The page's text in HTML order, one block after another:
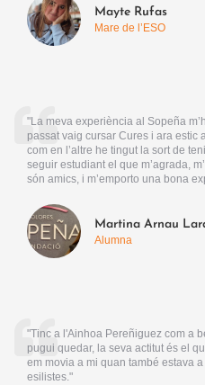
Mayte Rufas
Mare de l’ESO
"La meva experiència al Sopeña
passat vaig cursar Cures i ara estic
com en l’altre he tingut la sort de
seguir estudiant el que m’agrada,
són amics, i m’emporto una bona
Martina Arnau
Alumna
"Tinc a l'Ainhoa Pereñiguez com a
pugui quedar, la seva actitut és el
em movia a mi quan també estava
esilistes."